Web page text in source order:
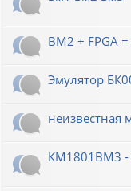
ВМ2 + FPGA =
Эмулятор
КМ1801ВМ3 -